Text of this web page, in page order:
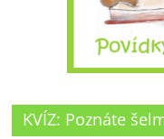
KVÍZ: Poznáte